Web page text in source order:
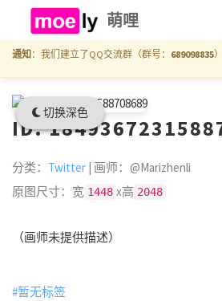
切换深色
萌哩
通知 ：我们建立了QQ交流群（群号： 689098835
ID:
分类： Twitter | 画师：@Marizhenli
原图尺寸：宽 1448 x高 2048
（画师未提供描述）
#暂无标签